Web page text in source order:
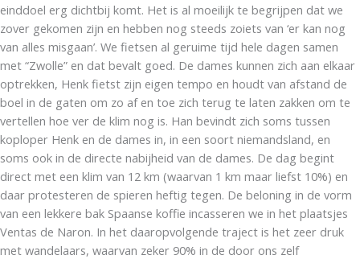
einddoel erg dichtbij komt. Het is al moeilijk te begrijpen dat we
zover gekomen zijn en hebben nog steeds zoiets van ‘er kan nog
van alles misgaan’. We fietsen al geruime tijd hele dagen samen
met “Zwolle” en dat bevalt goed. De dames kunnen zich aan elkaar
optrekken, Henk fietst zijn eigen tempo en houdt van afstand de
boel in de gaten om zo af en toe zich terug te laten zakken om te
vertellen hoe ver de klim nog is. Han bevindt zich soms tussen
koploper Henk en de dames in, in een soort niemandsland, en
soms ook in de directe nabijheid van de dames. De dag begint
direct met een klim van 12 km (waarvan 1 km maar liefst 10%) en
daar protesteren de spieren heftig tegen. De beloning in de vorm
van een lekkere bak Spaanse koffie incasseren we in het plaatsjes
Ventas de Naron. In het daaropvolgende traject is het zeer druk
met wandelaars, waarvan zeker 90% in de door ons zelf